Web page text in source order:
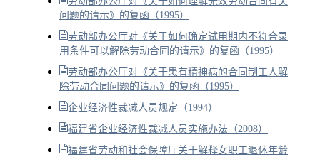
问题的请示》的复函（1995）
劳动部办公厅对《关于如何确定试用期内不符合录
用条件可以解除劳动合同的请示》的复函（1995）
劳动部办公厅对《关于患有精神病的合同制工人解
除劳动合同问题的请示》的复函（1995）
企业经济性裁减人员规定（1994）
福建省企业经济性裁减人员实施办法（2008）
福建省劳动和社会保障厅关于解释女职工退休年龄